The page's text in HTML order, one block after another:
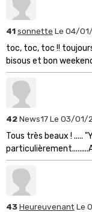
41sonnette Le 04/
toc, toc, toc !!
bisous et bon
42News17Le 03/01/
Tous très beaux ! .....
43Heureuvenant Le